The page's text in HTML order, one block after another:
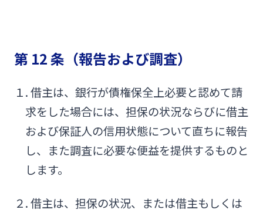
第 12 条（報告および調査）
１. 借主は、銀行が債権保全上必要と認めて請
求をした場合には、担保の状況ならびに借主
および保証人の信用状態について直ちに報告
し、また調査に必要な便益を提供するものと
します。
２. 借主は、担保の状況、または借主もしくは